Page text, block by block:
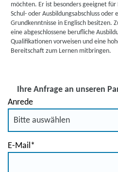
möchten. Er ist besonders geeignet
Schul- oder Ausbildungsabschluss
Grundkenntnisse in Englisch besitzen.
eine abgeschlossene berufliche
Qualifikationen vorweisen und eine
Bereitschaft zum Lernen mitbringen.
Ihre Anfrage an unseren
Anrede
E-Mail*